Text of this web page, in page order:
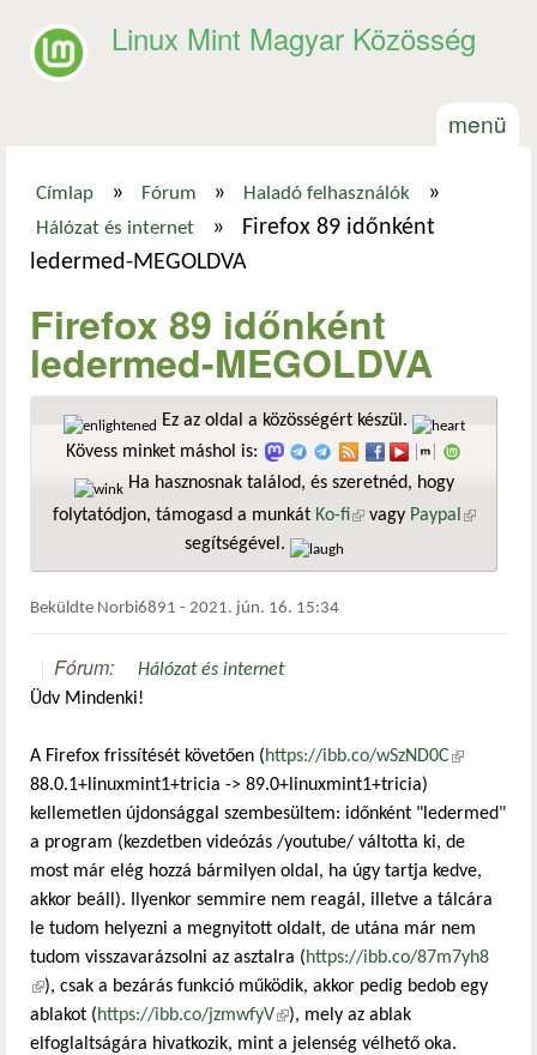
Linux Mint Magyar Közösség
menü
Jelenlegi hely
Címlap » Fórum » Haladó felhasználók »
Hálózat és internet »
Firefox 89 időnként
ledermed-MEGOLDVA
Firefox 89 időnként
ledermed-MEGOLDVA
Ez az oldal a közösségért készül.
Kövess minket máshol is:
Ha hasznosnak találod, és szeretnéd, hogy
folytatódjon, támogasd a munkát Ko-fi(külső hivatkozás)
vagy Paypal
segítségével.
Beküldte Norbi6891 - 2021. jún. 16. 15:34
Fórum:
Hálózat és internet
Üdv Mindenki!
A Firefox frissítését követően (https://ibb.co/wSzND0C(külső
88.0.1+linuxmint1+tricia -> 89.0+linuxmint1+tricia)
kellemetlen újdonsággal szembesültem: időnként "ledermed"
a program (kezdetben videózás /youtube/ váltotta ki, de
most már elég hozzá bármilyen oldal, ha úgy tartja kedve,
akkor beáll). Ilyenkor semmire nem reagál, illetve a tálcára
le tudom helyezni a megnyitott oldalt, de utána már nem
tudom visszavarázsolni az asztalra (https://ibb.co/87m7yh8
(külső hivatkozás)
), csak a bezárás funkció működik, akkor pedig bedob egy
ablakot (https://ibb.co/jzmwfyV(külső hivatkozás)
), mely az ablak
elfoglaltságára hivatkozik, mint a jelenség vélhető oka.